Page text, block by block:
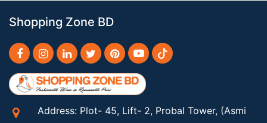
Shopping Zone BD
Address: Plot- 45, Lift- 2, Probal Tower, (Asmi